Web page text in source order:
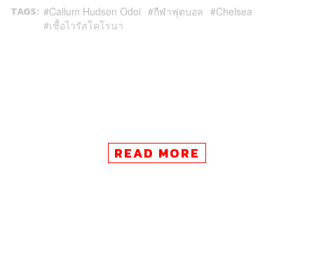
TAGS: Callum Hudson Odoi กีฬาฟุตบอล
Chelsea
เชื้อไวรัสโคโรนา
READ MORE